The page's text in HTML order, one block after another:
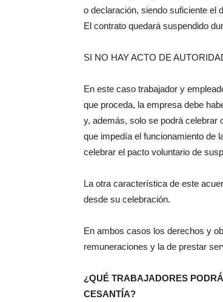
o declaración, siendo suficiente el
El contrato quedará suspendido
SI NO HAY ACTO DE
En este caso trabajador y
que proceda, la empresa debe
y, además, solo se podrá celebrar
que impedía el funcionamiento de
celebrar el pacto voluntario de
La otra característica de este
desde su celebración.
En ambos casos los derechos y
remuneraciones y la de prestar
¿QUÉ TRABAJADORES
CESANTÍA?